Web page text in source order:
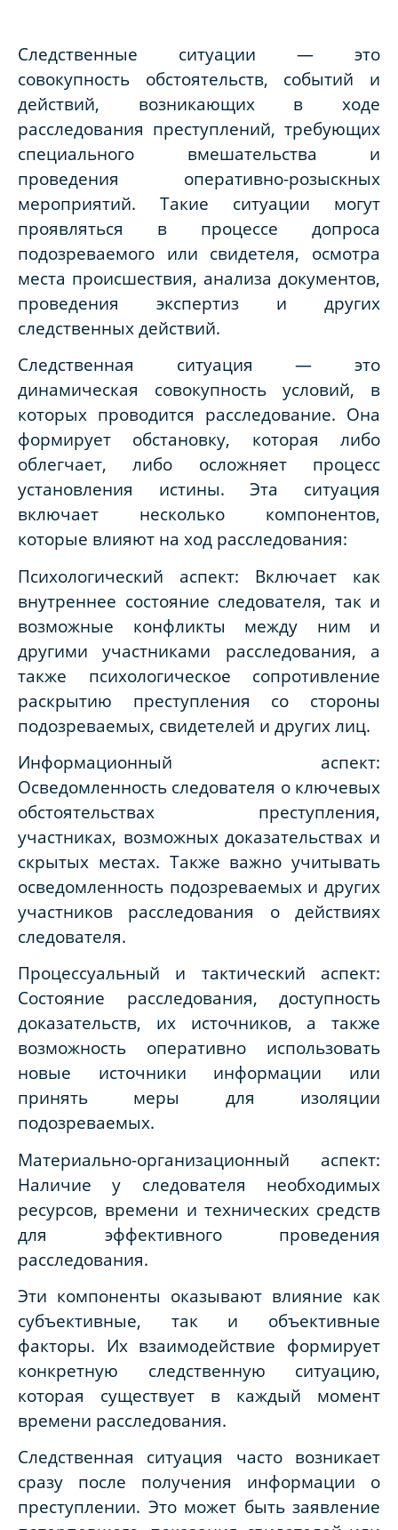
Следственные ситуации — это
совокупность обстоятельств, событий и
действий, возникающих в ходе
расследования преступлений, требующих
специального вмешательства и
проведения оперативно-розыскных
мероприятий. Такие ситуации могут
проявляться в процессе допроса
подозреваемого или свидетеля, осмотра
места происшествия, анализа документов,
проведения экспертиз и других
следственных действий.
Следственная ситуация — это
динамическая совокупность условий, в
которых проводится расследование. Она
формирует обстановку, которая либо
облегчает, либо осложняет процесс
установления истины. Эта ситуация
включает несколько компонентов,
которые влияют на ход расследования:
Психологический аспект: Включает как
внутреннее состояние следователя, так и
возможные конфликты между ним и
другими участниками расследования, а
также психологическое сопротивление
раскрытию преступления со стороны
подозреваемых, свидетелей и других лиц.
Информационный аспект:
Осведомленность следователя о ключевых
обстоятельствах преступления,
участниках, возможных доказательствах и
скрытых местах. Также важно учитывать
осведомленность подозреваемых и других
участников расследования о действиях
следователя.
Процессуальный и тактический аспект:
Состояние расследования, доступность
доказательств, их источников, а также
возможность оперативно использовать
новые источники информации или
принять меры для изоляции
подозреваемых.
Материально-организационный аспект:
Наличие у следователя необходимых
ресурсов, времени и технических средств
для эффективного проведения
расследования.
Эти компоненты оказывают влияние как
субъективные, так и объективные
факторы. Их взаимодействие формирует
конкретную следственную ситуацию,
которая существует в каждый момент
времени расследования.
Следственная ситуация часто возникает
сразу после получения информации о
преступлении. Это может быть заявление